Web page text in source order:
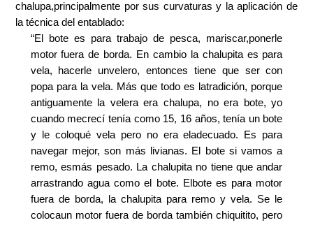
chalupa,principalmente por sus curvaturas y la aplicación de
la técnica del entablado:
“El bote es para trabajo de pesca, mariscar,ponerle
motor fuera de borda. En cambio la chalupita es para
vela, hacerle unvelero, entonces tiene que ser con
popa para la vela. Más que todo es latradición, porque
antiguamente la velera era chalupa, no era bote, yo
cuando mecrecí tenía como 15, 16 años, tenía un bote
y le coloqué vela pero no era eladecuado. Es para
navegar mejor, son más livianas. El bote si vamos a
remo, esmás pesado. La chalupita no tiene que andar
arrastrando agua como el bote. Elbote es para motor
fuera de borda, la chalupita para remo y vela. Se le
colocaun motor fuera de borda también chiquitito, pero